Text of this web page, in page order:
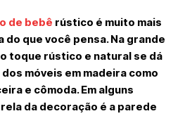
de bebê rústico é muito mais
que você pensa. Na grande
toque rústico e natural se dá
móveis em madeira como
e cômoda. Em alguns
da decoração é a parede